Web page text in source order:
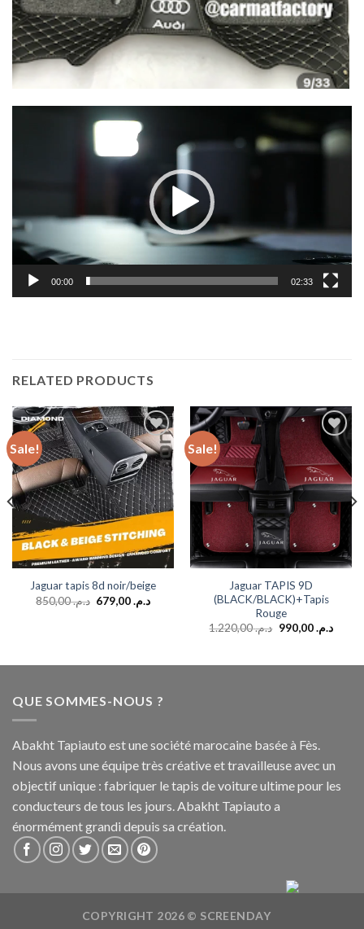
00:00 02:33
RELATED PRODUCTS
Sale!
Add to
wishlist
Jaguar tapis 8d noir/beige
د.م.850,00 د.م.679,00
Sale!
Add to
wishlist
Jaguar TAPIS 9D
(BLACK/BLACK)+Tapis
Rouge
د.م.1.220,00 د.م.990,00
QUE SOMMES-NOUS ?
Abakht Tapiauto est une société marocaine basée à Fès.
Nous avons une équipe très créative et travailleuse avec un
objectif unique : fabriquer le tapis de voiture ultime pour les
conducteurs de tous les jours. Abakht Tapiauto a
énormément grandi depuis sa création.
COPYRIGHT 2026 © SCREENDAY